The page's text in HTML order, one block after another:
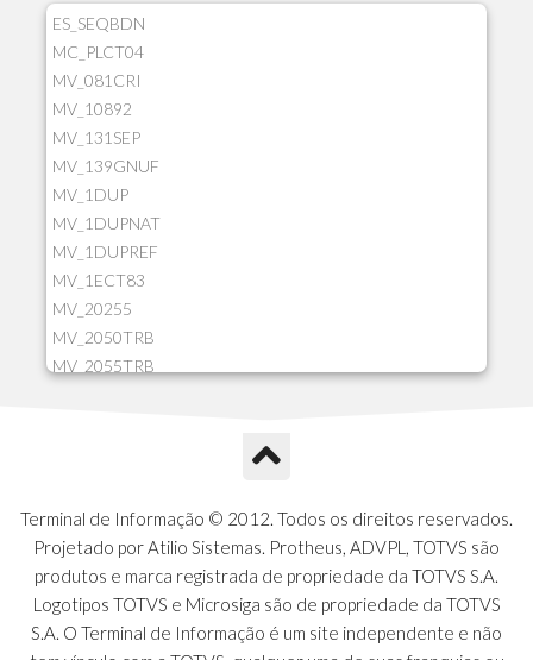
ES_SEQBDN
MC_PLCT04
MV_081CRI
MV_10892
MV_131SEP
MV_139GNUF
MV_1DUP
MV_1DUPNAT
MV_1DUPREF
MV_1ECT83
MV_20255
MV_2050TRB
MV_2055TRB
MV_2GNOINC
MV_320SLD
MV_325PMDA
MV_330ATCM
MV_340LOCK
MV_3DUPREF
Terminal de Informação © 2012. Todos os direitos reservados.
Projetado por Atilio Sistemas. Protheus, ADVPL, TOTVS são
produtos e marca registrada de propriedade da TOTVS S.A.
Logotipos TOTVS e Microsiga são de propriedade da TOTVS
S.A. O Terminal de Informação é um site independente e não